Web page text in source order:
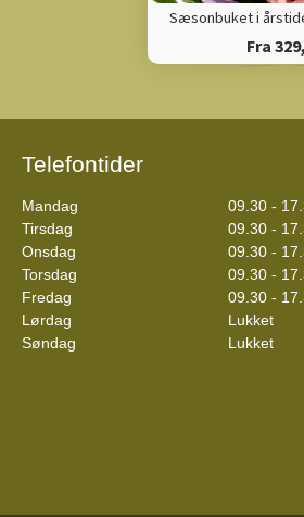
Sæsonbuket i
Fra
Telefontider
Mandag
09.30 -
Tirsdag
09.30 -
Onsdag
09.30 -
Torsdag
09.30 -
Fredag
09.30 -
Lørdag
Lukket
Søndag
Lukket